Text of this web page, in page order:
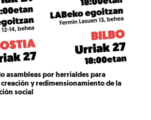
asambleas por herrialdes para
y redimensionamiento de la
social